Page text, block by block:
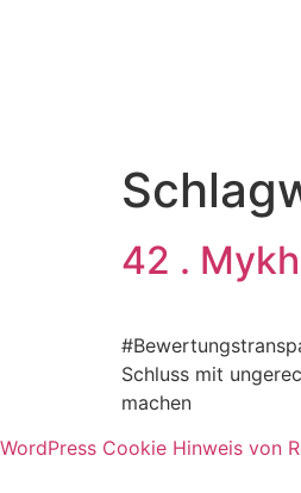
42 .
Schluss mit
machen
WordPress Cookie Hinweis von